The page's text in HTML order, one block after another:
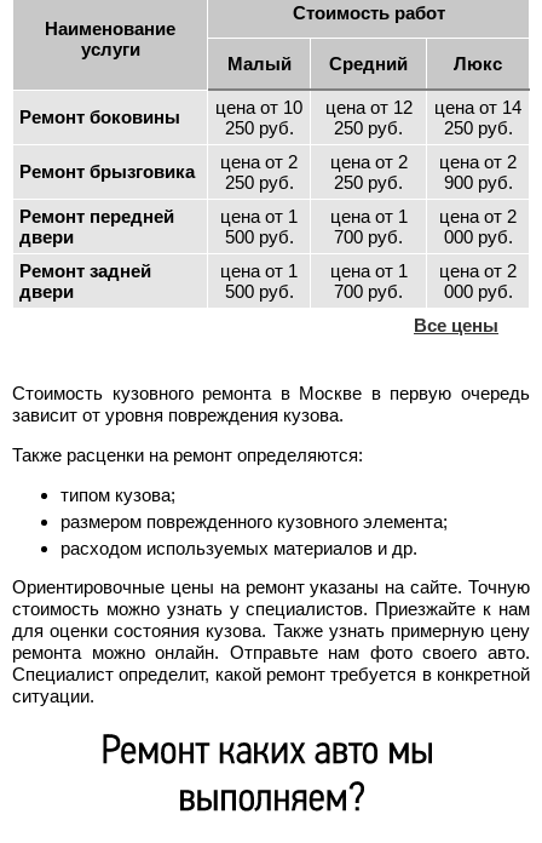
Наименование
услуги
Cтоимость работ
Малый Средний Люкс
Ремонт боковины
цена от 10
250 руб.
цена от 12
250 руб.
цена от 14
250 руб.
Ремонт брызговика
цена от 2
250 руб.
цена от 2
250 руб.
цена от 2
900 руб.
Ремонт передней
двери
цена от 1
500 руб.
цена от 1
700 руб.
цена от 2
000 руб.
Ремонт задней
двери
цена от 1
500 руб.
цена от 1
700 руб.
цена от 2
000 руб.
Все цены
Стоимость кузовного ремонта в Москве в первую очередь
зависит от уровня повреждения кузова.
Также расценки на ремонт определяются:
типом кузова;
размером поврежденного кузовного элемента;
расходом используемых материалов и др.
Ориентировочные цены на ремонт указаны на сайте. Точную
стоимость можно узнать у специалистов. Приезжайте к нам
для оценки состояния кузова. Также узнать примерную цену
ремонта можно онлайн. Отправьте нам фото своего авто.
Специалист определит, какой ремонт требуется в конкретной
ситуации.